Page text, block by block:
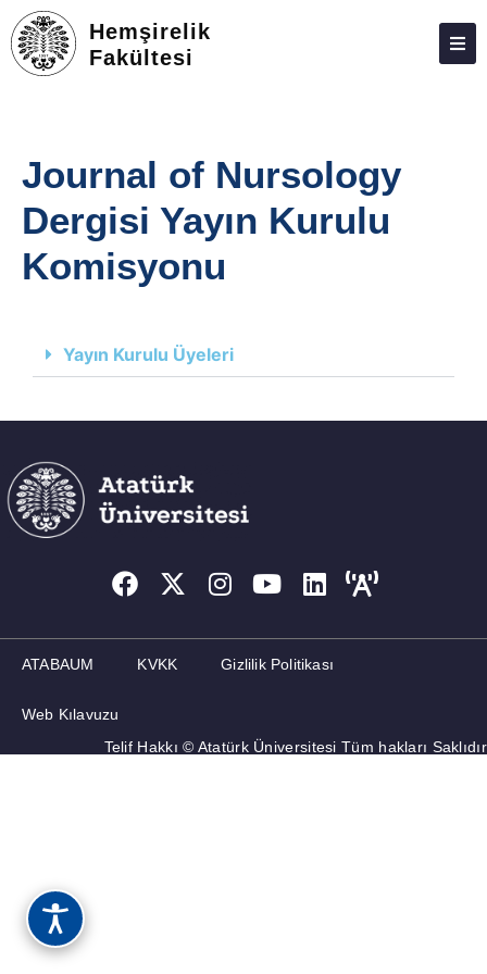
Hemşirelik
Fakültesi
GIZLILIK POLITIKASI
WEB KILAVUZU
Journal of Nursology
Dergisi Yayın Kurulu
Komisyonu
Yayın Kurulu Üyeleri
ATABAUM KVKK Gizlilik Politikası
Web Kılavuzu
Telif Hakkı © Atatürk Üniversitesi Tüm hakları Saklıdır